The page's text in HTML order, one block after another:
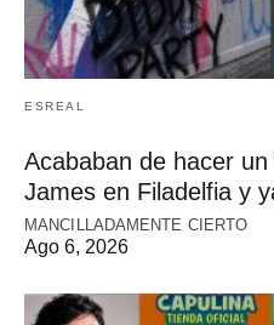
ESREAL
Acababan de hacer
James en Filadelfia y
MANCILLADAMENTE CIERTO
Ago 6, 2026